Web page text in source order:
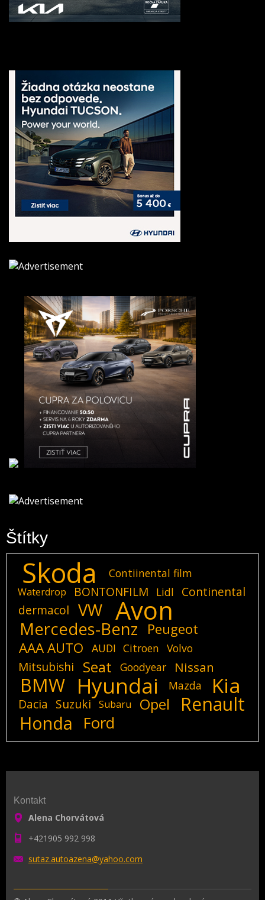
Štítky
Skoda Contiinental film
Waterdrop BONTONFILM Lidl
Continental
dermacol
VW Avon
Mercedes-Benz
Peugeot
AAA AUTO
AUDI Citroen Volvo
Mitsubishi Seat Goodyear Nissan
BMW Hyundai Mazda Kia
Dacia Suzuki Subaru Opel Renault
Honda Ford
Kontakt
Alena Chorvátová
+421905 992 998
sutaz.autoazena@yahoo.com